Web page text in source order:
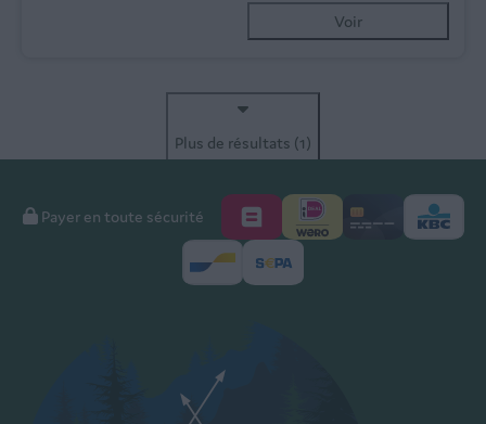
Voir
Plus de résultats (1)
Payer en toute sécurité